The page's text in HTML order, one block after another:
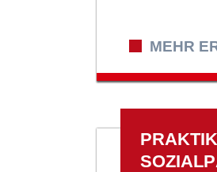
MEHR